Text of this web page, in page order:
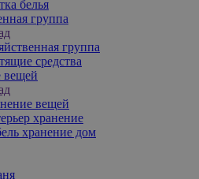
белья
группа
группа
средства
вещей
вещей
хранение
хранение дом